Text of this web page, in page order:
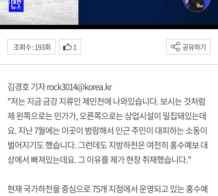
조회수 : 193회 1 공유하기
김경호 기자 rock3014@korea.kr
"저는 지금 금강 지류인 제민천에 나와있습니다. 보시는 것처럼
제 왼쪽으로는 민가가, 오른쪽으로는 상업시설이 밀집돼있는데
요. 지난 7월에는 이곳이 범람해서 인근 주민이 대피하는 소동이
벌어지기도 했습니다. 그런데도 지방하천은 여전히 홍수예보 대
상에서 빠져있는데요. 그 이유를 제가 현장 취재했습니다."
현재 국가하천을 중심으로 75개 지점에서 운영되고 있는 홍수예